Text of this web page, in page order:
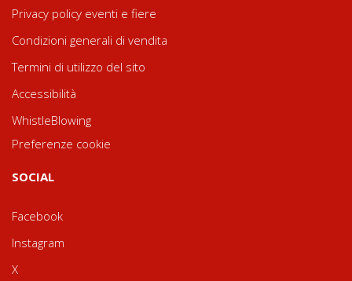
Privacy policy eventi e fiere
Condizioni generali di vendita
Termini di utilizzo del sito
Accessibilità
WhistleBlowing
Preferenze cookie
SOCIAL
Facebook
Instagram
X